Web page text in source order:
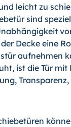
leicht zu
sind
Decke eine
aufnehmen
ist die Tür mit